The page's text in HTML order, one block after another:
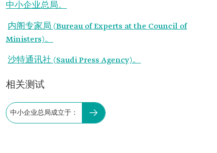
中小企业总局。
内阁专家局 (Bureau of Experts at the Council of
Ministers)。
沙特通讯社 (Saudi Press Agency)。
相关测试
中小企业总局成立于：